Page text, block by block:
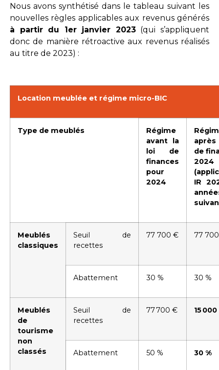
Nous avons synthétisé dans le tableau suivant les
nouvelles règles applicables aux revenus générés
à partir du 1er janvier 2023(qui s’appliquent
donc de manière rétroactive aux revenus réalisés
au titre de 2023) :
Location meublée et régime micro-BIC
Type de meublés
Régime
avant la
loi de
finances
pour
2024
de
2024
IR
Meublés
classiques
Seuil de
recettes
77 700 € 77
Abattement 30 % 30 %
Meublés
de
tourisme
non
classés
Seuil de
recettes
77 700 € 15
Abattement 50 % 30 %